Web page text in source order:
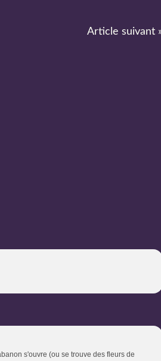
Article suivant
s'ouvre (ou se trouve des fleurs de